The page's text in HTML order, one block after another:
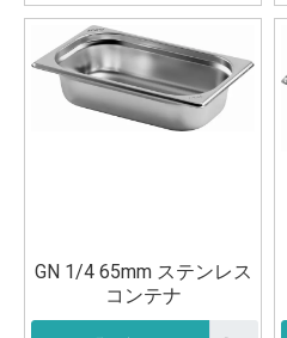
GN 1/4 65mm ステンレス
コンテナ